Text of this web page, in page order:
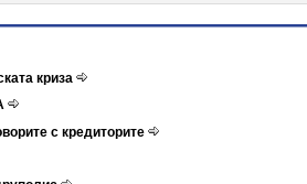
криза
с кредиторите